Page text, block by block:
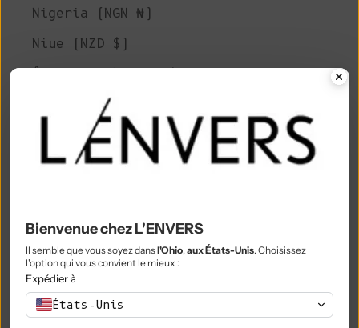
Nigeria (NGN ₦)
Niue (NZD $)
Macédoine du Nord (MKD ден)
Norvège (EUR €)
Oman (EUR €)
Territoires palestiniens (ILS ₪)
Panama (USD $)
Papouasie-Nouvelle-Guinée (PGK K)
Paraguay (PYG ₲)
Bienvenue chez L'ENVERS
Il semble que vous soyez dansl'Ohio, aux États-Unis. Choisissez
l'option qui vous convient le mieux :
Expédier à
États-Unis